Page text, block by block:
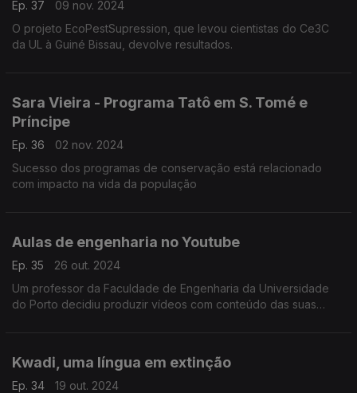
Ep. 37
09 nov. 2024
O projeto EcoPestSupression, que levou cientistas do Ce3C
da UL à Guiné Bissau, devolve resultados.
Sara Vieira - Programa Tatô em S. Tomé e
Príncipe
Ep. 36
02 nov. 2024
Sucesso dos programas de conservação está relacionado
com impacto na vida da população
Aulas de engenharia no Youtube
Ep. 35
26 out. 2024
Um professor da Faculdade de Engenharia da Universidade
do Porto decidiu produzir vídeos com conteúdo das suas
Kwadi, uma língua em extinção
Ep. 34
19 out. 2024